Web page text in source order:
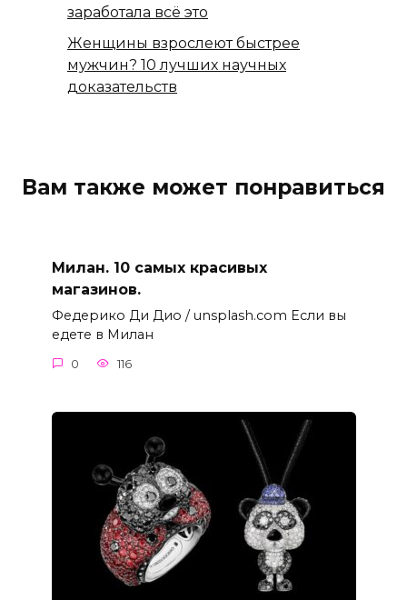
заработала всё это
Женщины взрослеют быстрее
мужчин? 10 лучших научных
доказательств
Вам также может понравиться
Милан. 10 самых красивых
магазинов.
Федерико Ди Дио / unsplash.com Если вы
едете в Милан
0 116